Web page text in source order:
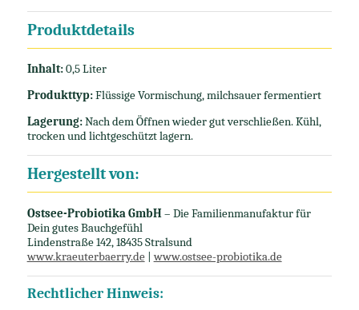
Produktdetails
Inhalt:0,5 Liter
Produkttyp:Flüssige Vormischung, milchsauer fermentiert
Lagerung:Nach dem Öffnen wieder gut verschließen. Kühl,
trocken und lichtgeschützt lagern.
Hergestellt von:
Ostsee-Probiotika GmbH– Die Familienmanufaktur für
Dein gutes Bauchgefühl
Lindenstraße 142, 18435 Stralsund
www.kraeuterbaerry.de|www.ostsee-probiotika.de
Rechtlicher Hinweis: